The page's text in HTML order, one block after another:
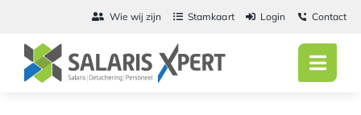
inhoud
Wie wij zijn Stamkaart Login Contact